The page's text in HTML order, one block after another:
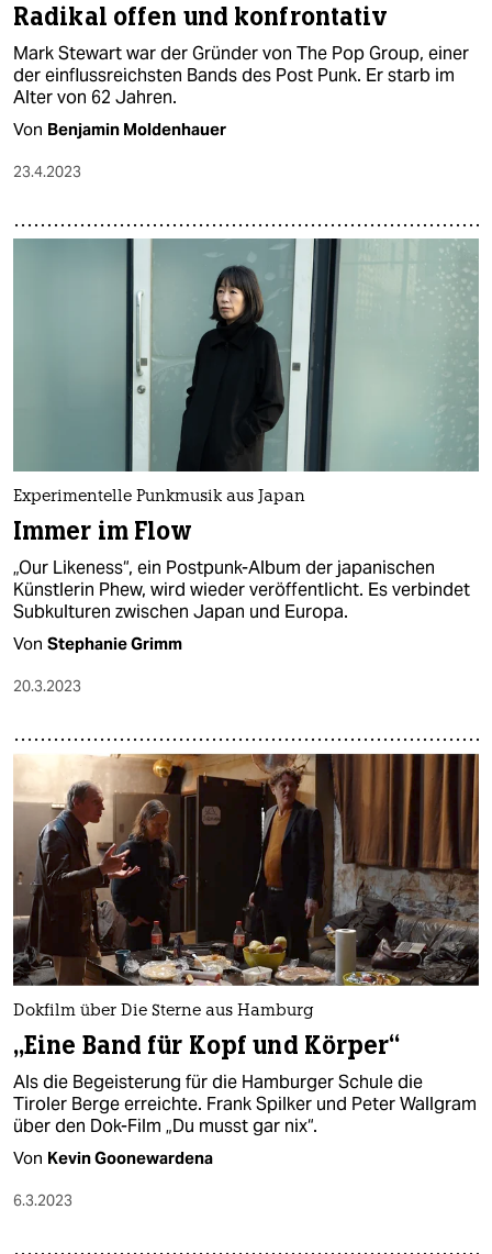
Radikal offen und konfrontativ
Mark Stewart war der Gründer von The Pop Group, einer
der einflussreichsten Bands des Post Punk. Er starb im
Alter von 62 Jahren.
Von Benjamin Moldenhauer
23.4.2023
Experimentelle Punkmusik aus Japan
Immer im Flow
„Our Likeness“, ein Postpunk-Album der japanischen
Künstlerin Phew, wird wieder veröffentlicht. Es verbindet
Subkulturen zwischen Japan und Europa.
Von Stephanie Grimm
20.3.2023
Dokfilm über Die Sterne aus Hamburg
„Eine Band für Kopf und Körper“
Als die Begeisterung für die Hamburger Schule die
Tiroler Berge erreichte. Frank Spilker und Peter Wallgram
über den Dok-Film „Du musst gar nix“.
Von Kevin Goonewardena
6.3.2023